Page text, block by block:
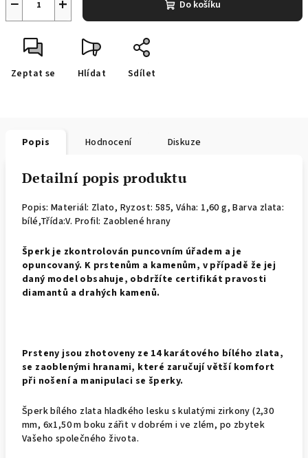
Do košíku
Zeptat se Hlídat Sdílet
Popis Hodnocení Diskuze
Detailní popis produktu
Popis: Materiál: Zlato, Ryzost: 585, Váha: 1,60 g, Barva zlata:
bílé,Třída:V. Profil: Zaoblené hrany
Šperk je zkontrolován puncovním úřadem a je
opuncovaný. K prstenům a kamenům, v případě že jej
daný model obsahuje, obdržíte certifikát pravosti
diamantů a drahých kamenů.
Prsteny jsou zhotoveny ze 14 karátového bílého zlata,
se zaoblenými hranami, které zaručují větší komfort
při nošení a manipulaci se šperky.
Šperk bílého zlata hladkého lesku s kulatými zirkony (2,30
mm, 6x1,50 m boku zářit v dobrém i ve zlém, po zbytek
Vašeho společného života.